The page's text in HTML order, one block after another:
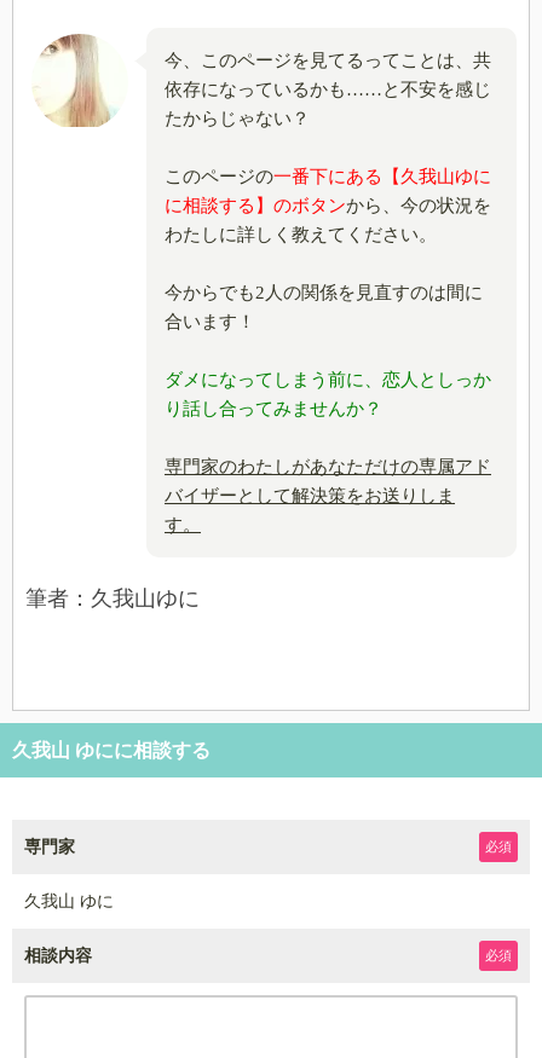
今、このページを見てるってことは、共
依存になっているかも……と不安を感じ
たからじゃない？
このページの一番下にある【久我山ゆに
に相談する】のボタンから、今の状況を
わたしに詳しく教えてください。
今からでも2人の関係を見直すのは間に
合います！
ダメになってしまう前に、恋人としっか
り話し合ってみませんか？
専門家のわたしがあなただけの専属アド
バイザーとして解決策をお送りしま
す。
筆者：久我山ゆに
久我山 ゆにに相談する
専門家 必須
久我山 ゆに
相談内容 必須